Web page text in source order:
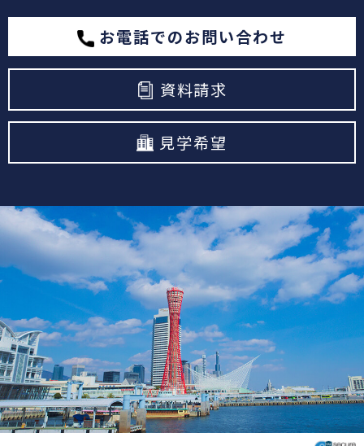
お電話でのお問い合わせ
資料請求
見学希望